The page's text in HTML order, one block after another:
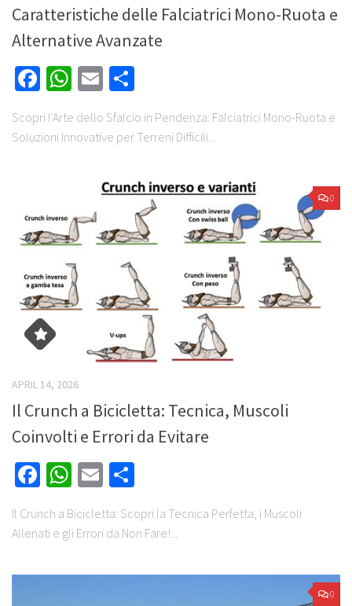
Caratteristiche delle Falciatrici Mono-Ruota e
Alternative Avanzate
Facebook
WhatsApp
Email
Scopri l'Arte dello Sfalcio in Pendenza: Falciatrici Mono-Ruota e
Soluzioni Innovative per Terreni Difficili...
0
APRIL 14, 2026
Il Crunch a Bicicletta: Tecnica, Muscoli
Coinvolti e Errori da Evitare
Facebook
WhatsApp
Email
Il Crunch a Bicicletta: Scopri la Tecnica Perfetta, i Muscoli
Allenati e gli Errori da Non Fare!...
0